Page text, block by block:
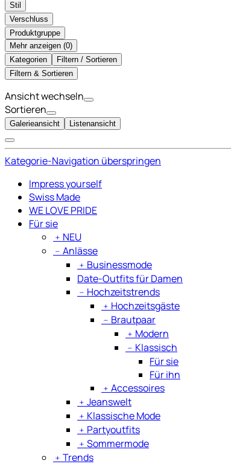
Stil
Verschluss
Produktgruppe
Mehr anzeigen ( )
Kategorien
Filtern / Sortieren
Filtern & Sortieren
Ansicht wechseln
Sortieren
Galerieansicht Listenansicht
Kategorie-Navigation überspringen
Impress yourself
Swiss Made
WE LOVE PRIDE
Für sie
﹢ NEU
﹣ Anlässe
﹢ Businessmode
Date-Outfits für Damen
﹣ Hochzeitstrends
﹢ Hochzeitsgäste
﹣ Brautpaar
﹢ Modern
﹣ Klassisch
Für sie
Für ihn
﹢ Accessoires
﹢ Jeanswelt
﹢ Klassische Mode
﹢ Partyoutfits
﹢ Sommermode
﹢ Trends